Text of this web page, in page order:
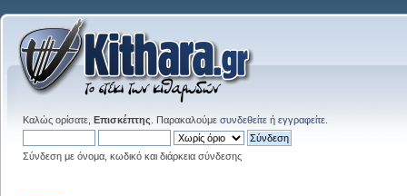
Καλώς ορίσατε, Επισκέπτης . Παρακαλούμε συνδεθείτε ή εγγραφείτε
Σύνδεση με όνομα, κωδικό και διάρκεια σύνδεσης